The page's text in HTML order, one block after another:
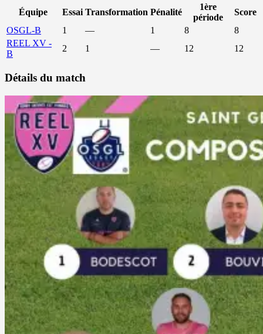
Équipe Essai Transformation Pénalité
1ère
période
Score
OSGL-B
1 — 1 8
8
REEL XV -
B
2 1 — 12 12
Détails du match